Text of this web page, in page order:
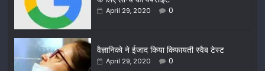
April 29, 2020 0
वैज्ञानिको ने ईजाद किया किफायती स्वैब टेस्ट
April 29, 2020 0